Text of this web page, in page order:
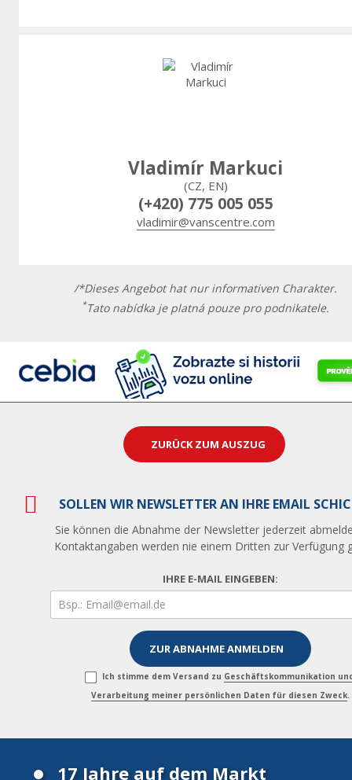
Vladimír Markuci
(CZ, EN)
(+420) 775 005 055
vladimir@vanscentre.com
/*Dieses Angebot hat nur informativen Charakter.
*Tato nabídka je platná pouze pro podnikatele.
ZURÜCK ZUM AUSZUG
SOLLEN WIR NEWSLETTER AN IHRE EMAIL
Sie können die Abnahme der Newsletter jederzeit
Kontaktangaben werden nie einem Dritten zur Verfügung
IHRE E-MAIL EINGEBEN:
Ich stimme dem Versand zu Geschäftskommunikation
Verarbeitung meiner persönlichen Daten für diesen Zweck.
17 Jahre auf dem Markt